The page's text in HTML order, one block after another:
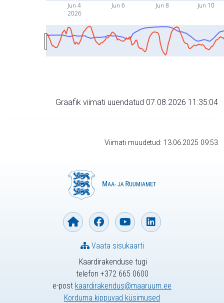
Jun 4
2026
Jun 6 Jun 8 Jun 10
Graafik viimati uuendatud 07.08.2026 11:35:04
Viimati muudetud: 13.06.2025 09:53
Kaardirakenduse tugi
telefon +372 665 0600
e-post kaardirakendus@maaruum.ee
Korduma kippuvad küsimused
Vaata sisukaarti